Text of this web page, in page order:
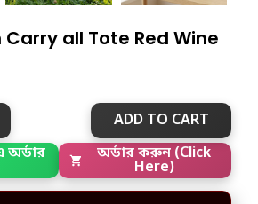
all Tote Red Wine
ADD TO CART
অর্ডার করুন (Click
Here)